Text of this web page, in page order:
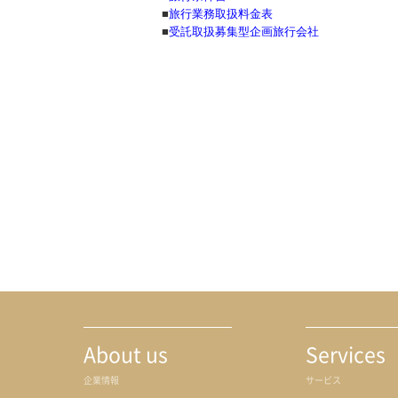
事業拠点
■旅行業務取扱料金表
■受託取扱募集型企画旅行会社
About us
企業情報
Services
サービス